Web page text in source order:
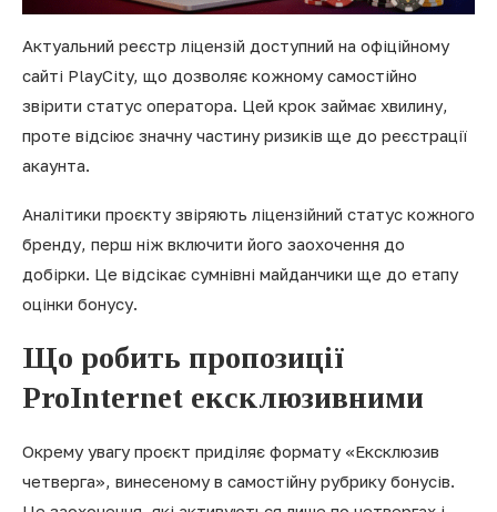
Актуальний реєстр ліцензій доступний на офіційному
сайті PlayCity, що дозволяє кожному самостійно
звірити статус оператора. Цей крок займає хвилину,
проте відсіює значну частину ризиків ще до реєстрації
акаунта.
Аналітики проєкту звіряють ліцензійний статус кожного
бренду, перш ніж включити його заохочення до
добірки. Це відсікає сумнівні майданчики ще до етапу
оцінки бонусу.
Що робить пропозиції
ProInternet ексклюзивними
Окрему увагу проєкт приділяє формату «Ексклюзив
четверга», винесеному в самостійну рубрику бонусів.